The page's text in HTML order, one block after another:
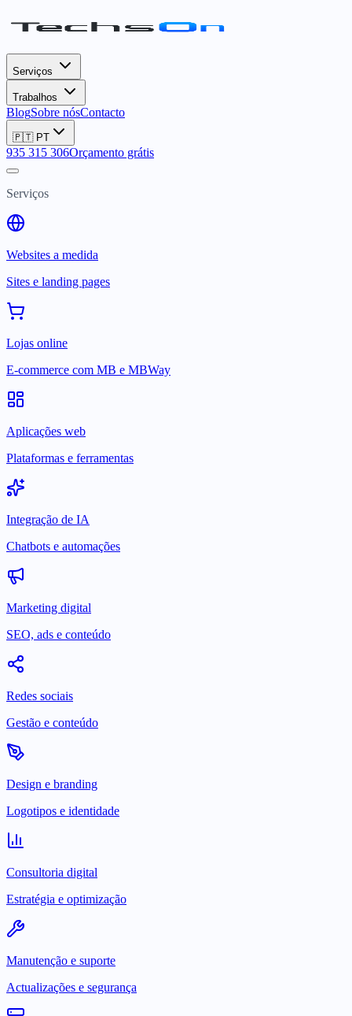
Serviços
Trabalhos
BlogSobre nósContacto
🇵🇹 PT
935 315 306Orçamento grátis
Serviços
Websites a medida
Sites e landing pages
Lojas online
E-commerce com MB e MBWay
Aplicações web
Plataformas e ferramentas
Integração de IA
Chatbots e automações
Marketing digital
SEO, ads e conteúdo
Redes sociais
Gestão e conteúdo
Design e branding
Logotipos e identidade
Consultoria digital
Estratégia e optimização
Manutenção e suporte
Actualizações e segurança